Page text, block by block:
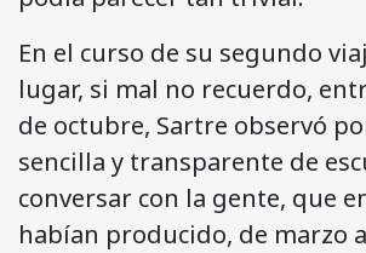
En el curso de su segundo
lugar, si mal no recuerdo,
de octubre, Sartre observó
sencilla y transparente de
conversar con la gente, que
habían producido, de marzo